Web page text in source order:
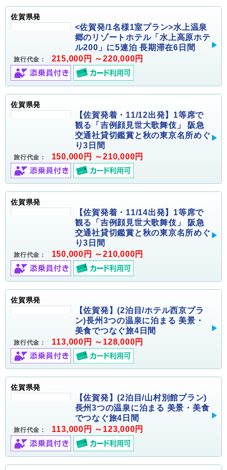
佐賀県発
<佐賀発/1名様1室プラン>水上温泉
郷のリゾートホテル「水上高原ホテ
ル200」に5連泊 長期滞在6日間
旅行代金： 215,000円 ～220,000円
佐賀県発
【佐賀発着・11/12出発】1等席で
観る「吉例顔見世大歌舞伎」 阪急
交通社貸切鑑賞と秋の東京名所めぐ
り3日間
旅行代金： 150,000円 ～210,000円
佐賀県発
【佐賀発着・11/14出発】1等席で
観る「吉例顔見世大歌舞伎」 阪急
交通社貸切鑑賞と秋の東京名所めぐ
り3日間
旅行代金： 150,000円 ～210,000円
佐賀県発
【佐賀発】(2泊目/ホテル西京プラ
ン)長州3つの温泉に泊まる 美景・
美食でつなぐ旅4日間
旅行代金： 113,000円 ～128,000円
佐賀県発
【佐賀発】(2泊目/山村別館プラン)
長州3つの温泉に泊まる 美景・美食
でつなぐ旅4日間
旅行代金： 113,000円 ～123,000円